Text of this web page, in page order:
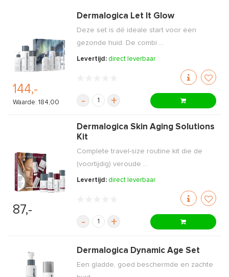
144,-
Waarde: 184,00
Dermalogica Let It Glow
Deze set is dé ideale start voor een
gezonde huid. De combi ...
Levertijd: direct leverbaar
- +
87,-
Dermalogica Skin Aging Solutions
Kit
Complete travel-size routine kit die de
(voortijdig) veroude ...
Levertijd: direct leverbaar
- +
Dermalogica Dynamic Age Set
Een gladde, goed beschermde en zachte